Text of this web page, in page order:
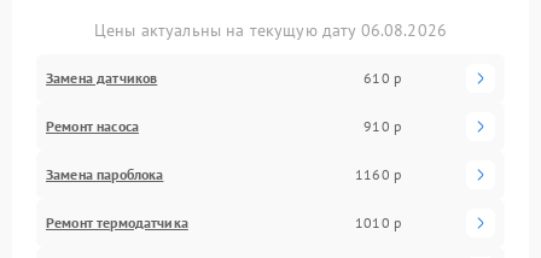
Цены актуальны на текущую дату 06.08.2026
Замена датчиков 610 р
Ремонт насоса 910 р
Замена пароблока 1160 р
Ремонт термодатчика 1010 р